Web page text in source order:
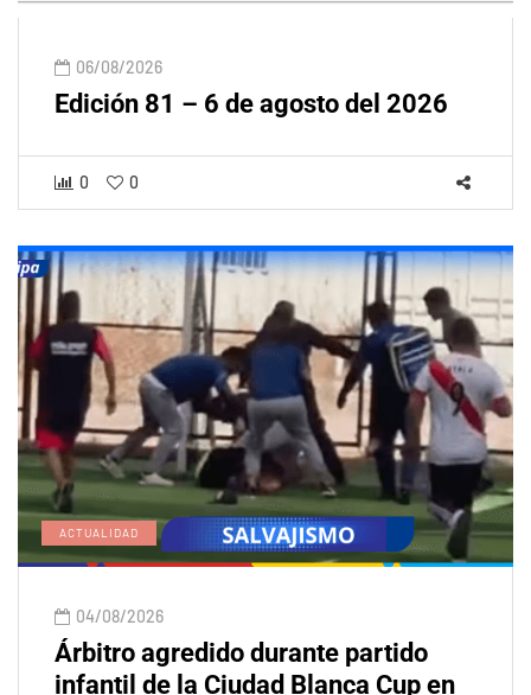
06/08/2026
Edición 81 – 6 de agosto del 2026
0 0
ACTUALIDAD
04/08/2026
Árbitro agredido durante partido
infantil de la Ciudad Blanca Cup en